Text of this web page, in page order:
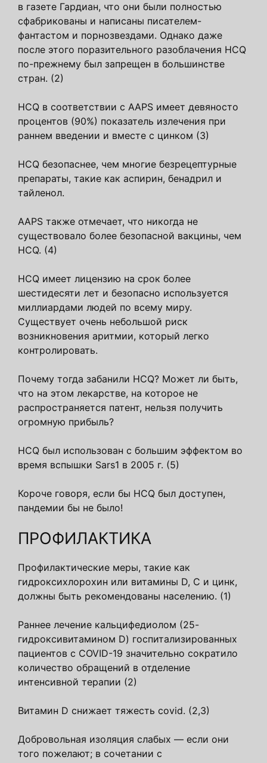
в газете Гардиан, что они были полностью
сфабрикованы и написаны писателем-
фантастом и порнозвездами. Однако даже
после этого поразительного разоблачения HCQ
по-прежнему был запрещен в большинстве
стран. (2)
HCQ в соответствии с AAPS имеет девяносто
процентов (90%) показатель излечения при
раннем введении и вместе с цинком (3)
HCQ безопаснее, чем многие безрецептурные
препараты, такие как аспирин, бенадрил и
тайленол.
AAPS также отмечает, что никогда не
существовало более безопасной вакцины, чем
HCQ. (4)
HCQ имеет лицензию на срок более
шестидесяти лет и безопасно используется
миллиардами людей по всему миру.
Существует очень небольшой риск
возникновения аритмии, который легко
контролировать.
Почему тогда забанили HCQ? Может ли быть,
что на этом лекарстве, на которое не
распространяется патент, нельзя получить
огромную прибыль?
HCQ был использован с большим эффектом во
время вспышки Sars1 в 2005 г. (5)
Короче говоря, если бы HCQ был доступен,
пандемии бы не было!
ПРОФИЛАКТИКА
Профилактические меры, такие как
гидроксихлорохин или витамины D, C и цинк,
должны быть рекомендованы населению. (1)
Раннее лечение кальцифедиолом (25-
гидроксивитамином D) госпитализированных
пациентов с COVID-19 значительно сократило
количество обращений в отделение
интенсивной терапии (2)
Витамин D снижает тяжесть covid. (2,3)
Добровольная изоляция слабых — если они
того пожелают; в сочетании с